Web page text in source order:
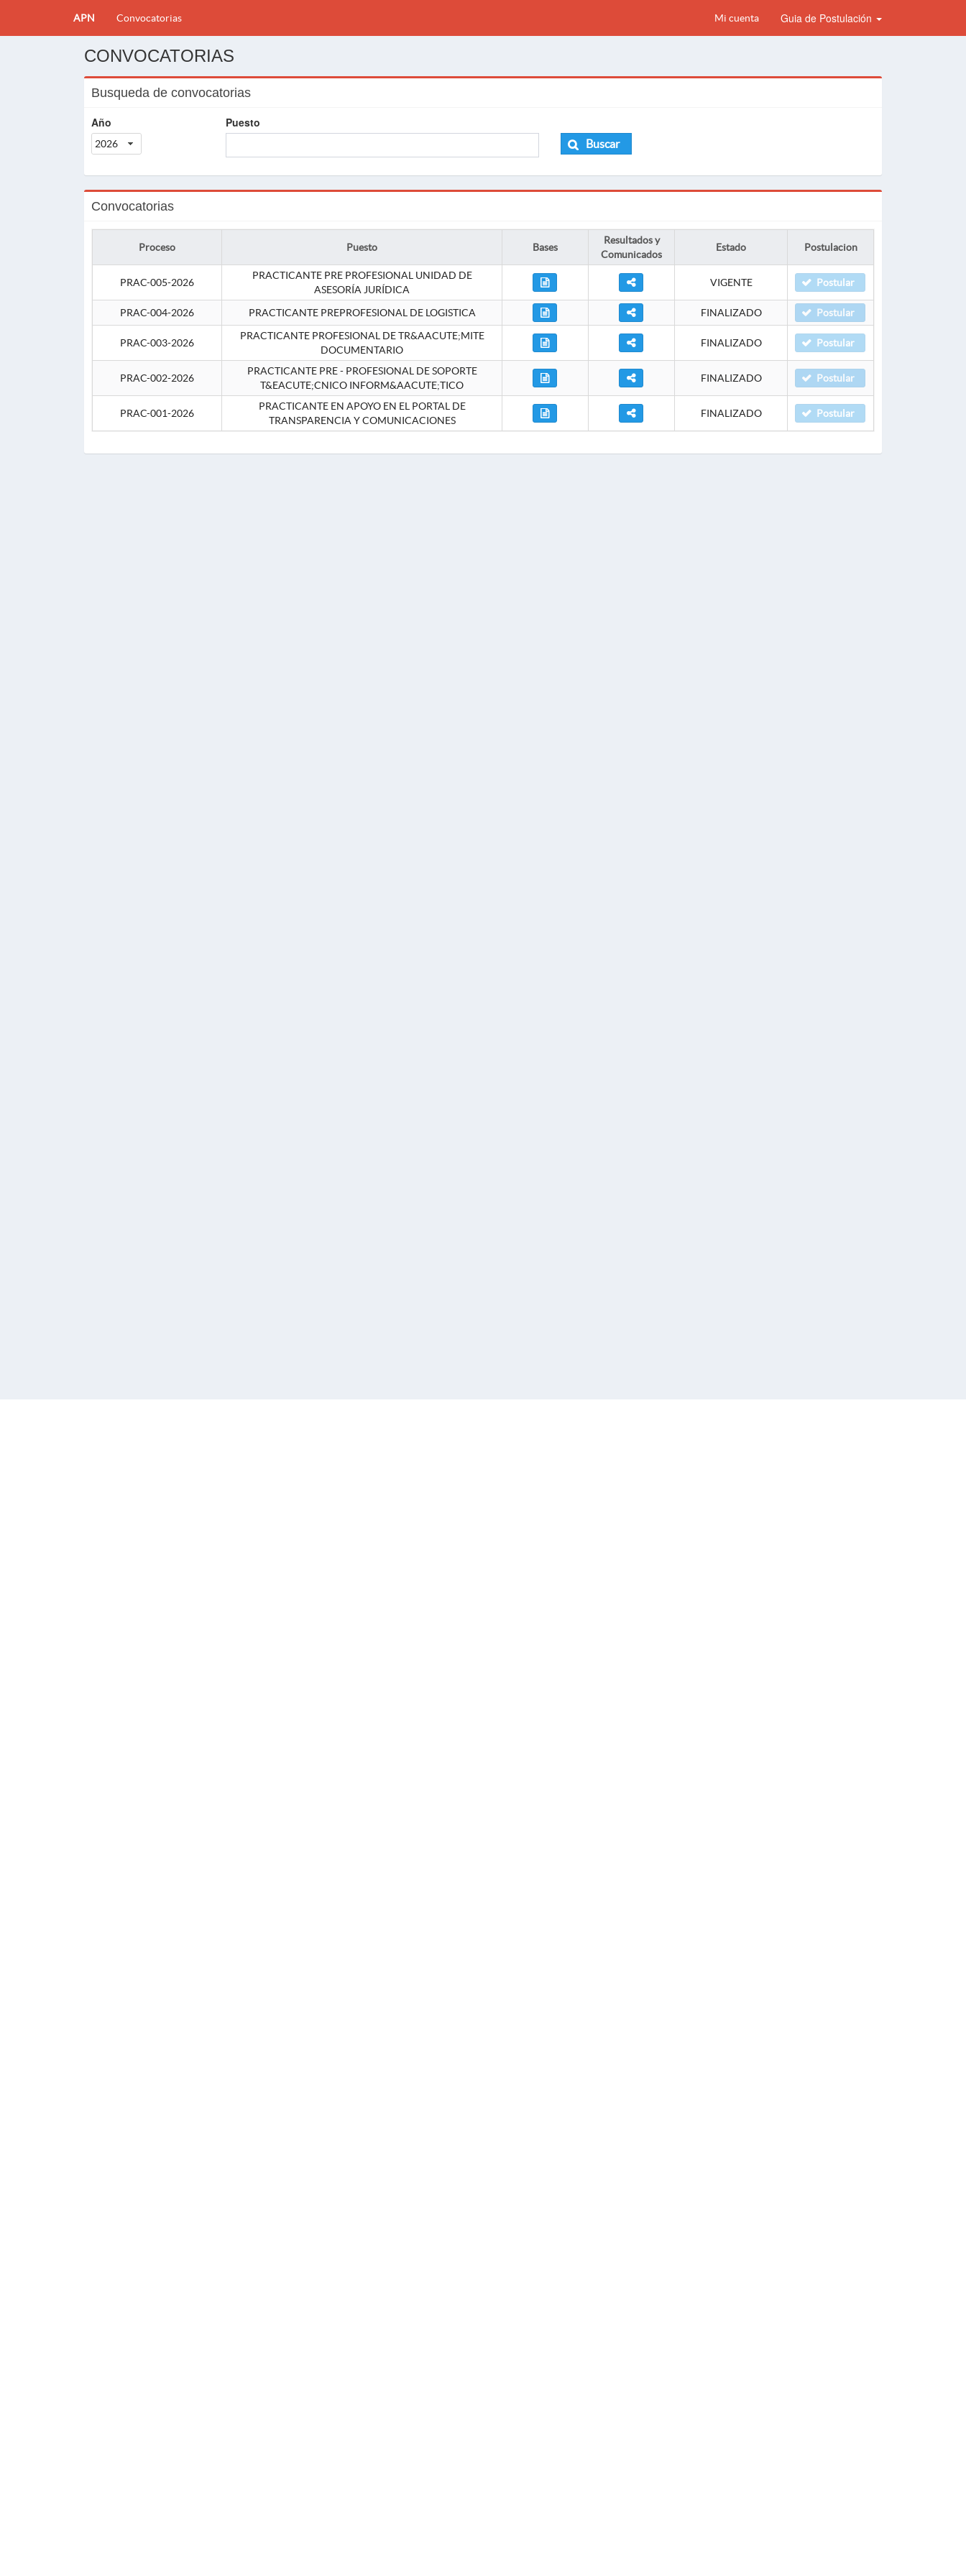
APN Convocatorias Mi cuenta Guia de Postulación
CONVOCATORIAS
Busqueda de convocatorias
Año
2026
Puesto
Buscar
Convocatorias
Proceso Puesto Bases
Resultados y
Comunicados
Estado Postulacion
PRAC-005-2026
PRACTICANTE PRE PROFESIONAL UNIDAD DE
ASESORÍA JURÍDICA
VIGENTE Postular
PRAC-004-2026 PRACTICANTE PREPROFESIONAL DE LOGISTICA FINALIZADO Postular
PRAC-003-2026
PRACTICANTE PROFESIONAL DE TR&AACUTE;MITE
DOCUMENTARIO
FINALIZADO Postular
PRAC-002-2026
PRACTICANTE PRE - PROFESIONAL DE SOPORTE
T&EACUTE;CNICO INFORM&AACUTE;TICO
FINALIZADO Postular
PRAC-001-2026
PRACTICANTE EN APOYO EN EL PORTAL DE
TRANSPARENCIA Y COMUNICACIONES
FINALIZADO Postular